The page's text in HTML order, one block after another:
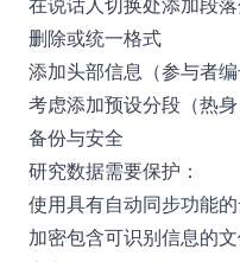
在说话人切换处添加段
删除或统一格式
添加头部信息（参与者编
考虑添加预设分段（热身
备份与安全
研究数据需要保护：
使用具有自动同步功能
加密包含可识别信息的